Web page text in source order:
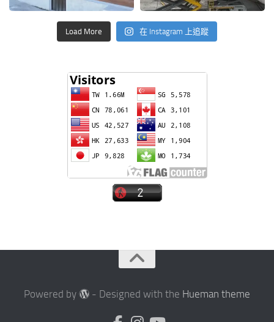
Load More 在 Instagram 上追蹤
Powered by - Designed with the Hueman theme